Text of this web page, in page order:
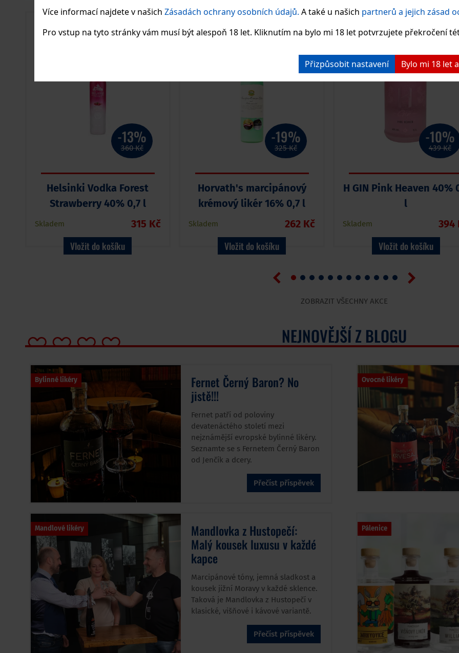
Více informací najdete v našichZásadách ochrany osobních údajů. A také u našich partnerů a jejich zásad
Pro vstup na tyto stránky vám musí být alespoň 18 let. Kliknutím na bylo mi 18 let potvrzujete překročení
Přizpůsobit nastavení Bylo mi 18 let
-13%
360 Kč
Helsinki Vodka Forest
Strawberry 40% 0,7 l
Skladem 315 Kč
Vložit do košíku
AKCE
-19%
325 Kč
Horvath's marcipánový
krémový likér 16% 0,7 l
Skladem 262 Kč
Vložit do košíku
AKCE
-10%
439 Kč
H GIN Pink Heaven 40%
l
Skladem 394
Vložit do košíku
ZOBRAZIT VŠECHNY AKCE
NEJNOVĚJŠÍ Z BLOGU
Bylinné likéry Fernet Černý Baron? No
jistě!!!
Fernet patří od poloviny
devatenáctého století mezi
nejznámější evropské bylinné likéry.
Seznamte se s Fernetem Černý Baron
od Jenčík a dcery.
Přečíst příspěvek
Ovocné likéry
Mandlové likéry Mandlovka z Hustopečí:
Malý kousek luxusu v každé
kapce
Marcipánové tóny, jemná sladkost a
kousek jižní Moravy v každé sklence.
Taková je Mandlovka z Hustopečí v
klasické, višňové i kávové variantě.
Přečíst příspěvek
Pálenice